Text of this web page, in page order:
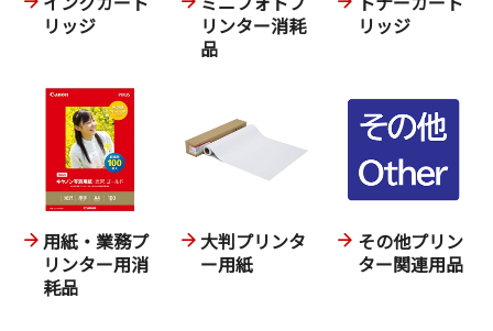
リッジ
リンター消耗
品
リッジ
用紙・業務プ
リンター用消
耗品
大判プリンタ
ー用紙
その他プリン
ター関連用品